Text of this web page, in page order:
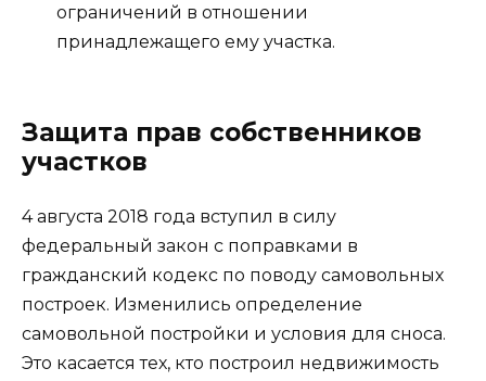
ограничений в отношении
принадлежащего ему участка.
Защита прав собственников
участков
4 августа 2018 года вступил в силу
федеральный закон с поправками в
гражданский кодекс по поводу самовольных
построек. Изменились определение
самовольной постройки и условия для сноса.
Это касается тех, кто построил недвижимость